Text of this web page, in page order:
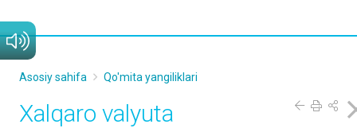
Asosiy sahifa Qo'mita yangiliklari
Xalqaro valyuta